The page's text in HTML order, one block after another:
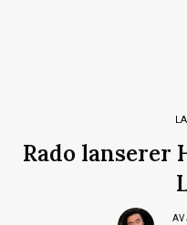
Rado lanserer
AV